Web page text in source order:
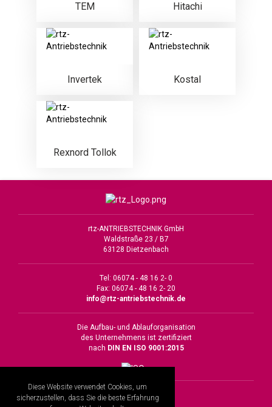
Diese Website verwendet Cookies, um
sicherzustellen, dass Sie die beste Erfahrung
TEM Hitachi
Invertek Kostal
Rexnord Tollok
rtz-ANTRIEBSTECHNIK GmbH
Waldstraße 23 / B7
63128 Dietzenbach
Tel: 06074 - 48 16 2- 0
Fax: 06074 - 48 16 2- 20
info@rtz-antriebstechnik.de
Die Aufbau- und Ablauforganisation
des Unternehmens ist zertifiziert
nach DIN EN ISO 9001:2015
Impressum